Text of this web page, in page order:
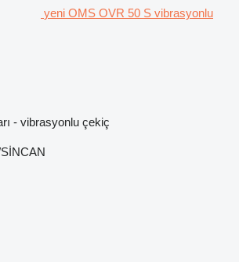
yeni OMS OVR 50 S vibrasyonlu
- vibrasyonlu çekiç